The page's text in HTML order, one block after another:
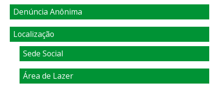
Denúncia Anônima
Localização
Sede Social
Área de Lazer